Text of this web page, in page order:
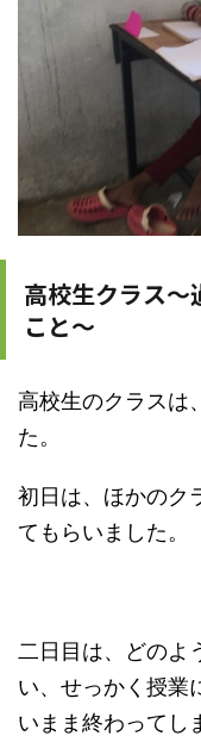
高校生クラス～
こと～
高校生のクラスは
た。
初日は、ほかのク
てもらいました。
二日目は、どのよ
い、せっかく授業
いまま終わってし